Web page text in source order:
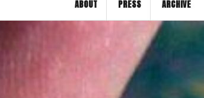
ABOUT PRESS ARCHIVE